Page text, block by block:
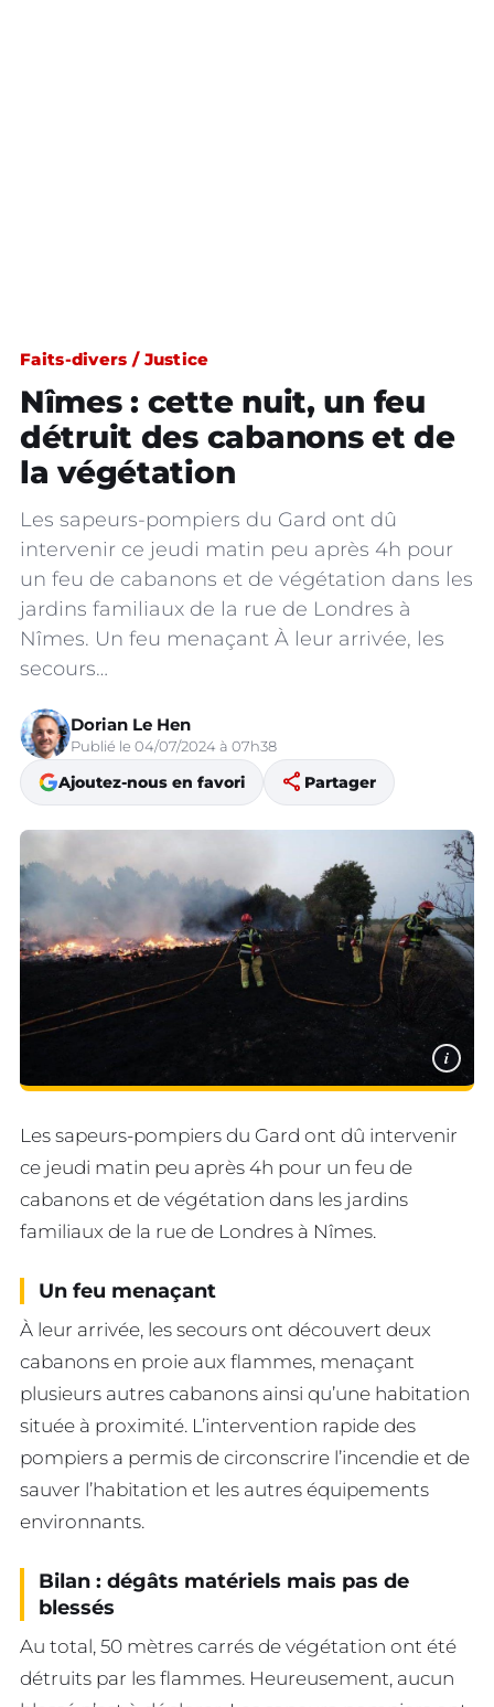
Faits-divers / Justice
Nîmes : cette nuit, un feu
détruit des cabanons et de
la végétation
Les sapeurs-pompiers du Gard ont dû
intervenir ce jeudi matin peu après 4h pour
un feu de cabanons et de végétation dans les
jardins familiaux de la rue de Londres à
Nîmes. Un feu menaçant À leur arrivée, les
secours…
Dorian Le Hen
Publié le 04/07/2024 à 07h38
Ajoutez-nous en favori share Partager
i
Les sapeurs-pompiers du Gard ont dû intervenir
ce jeudi matin peu après 4h pour un feu de
cabanons et de végétation dans les jardins
familiaux de la rue de Londres à Nîmes.
Un feu menaçant
À leur arrivée, les secours ont découvert deux
cabanons en proie aux flammes, menaçant
plusieurs autres cabanons ainsi qu’une habitation
située à proximité. L’intervention rapide des
pompiers a permis de circonscrire l’incendie et de
sauver l’habitation et les autres équipements
environnants.
Bilan : dégâts matériels mais pas de
blessés
Au total, 50 mètres carrés de végétation ont été
détruits par les flammes. Heureusement, aucun